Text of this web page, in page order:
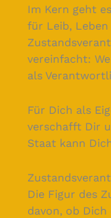
Im Kern geht
für Leib,
vereinfacht:
als
Für Dich als
verschafft Dir
Staat kann
Die Figur des
davon, ob